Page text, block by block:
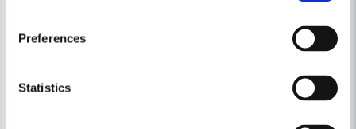
Preferences
Statistics